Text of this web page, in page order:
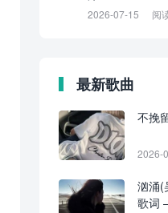
2026-07-15 阅
最新歌曲
不挽
2026-
汹涌(
歌词